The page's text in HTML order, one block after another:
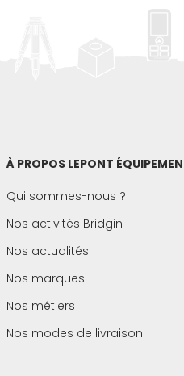
À PROPOS LEPONT
Qui sommes-nous ?
Nos activités Bridgin
Nos actualités
Nos marques
Nos métiers
Nos modes de livraison